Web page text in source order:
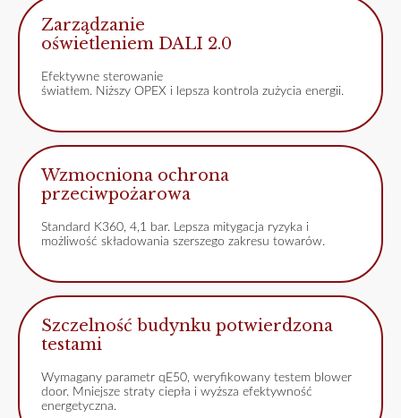
Zarządzanie
oświetleniem DALI 2.0
Efektywne sterowanie
światłem. Niższy OPEX i lepsza kontrola zużycia energii.
Wzmocniona ochrona
przeciwpożarowa
Standard K360, 4,1 bar. Lepsza mitygacja ryzyka i
możliwość składowania szerszego zakresu towarów.
Szczelność budynku potwierdzona
testami
Wymagany parametr qE50, weryfikowany testem blower
door. Mniejsze straty ciepła i wyższa efektywność
energetyczna.